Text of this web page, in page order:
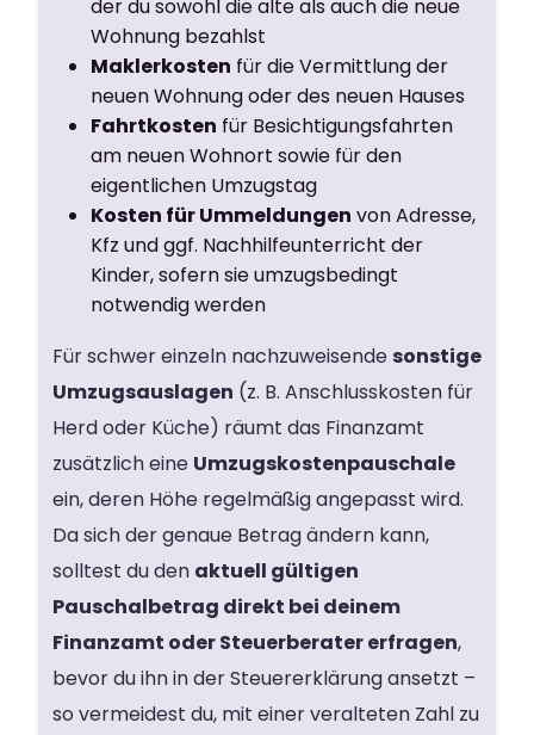
der du sowohl die alte als auch die neue
Wohnung bezahlst
Maklerkosten für die Vermittlung der
neuen Wohnung oder des neuen Hauses
Fahrtkosten für Besichtigungsfahrten
am neuen Wohnort sowie für den
eigentlichen Umzugstag
Kosten für Ummeldungen von Adresse,
Kfz und ggf. Nachhilfeunterricht der
Kinder, sofern sie umzugsbedingt
notwendig werden
Für schwer einzeln nachzuweisende sonstige
Umzugsauslagen (z. B. Anschlusskosten für
Herd oder Küche) räumt das Finanzamt
zusätzlich eine Umzugskostenpauschale
ein, deren Höhe regelmäßig angepasst wird.
Da sich der genaue Betrag ändern kann,
solltest du den aktuell gültigen
Pauschalbetrag direkt bei deinem
Finanzamt oder Steuerberater erfragen,
bevor du ihn in der Steuererklärung ansetzt –
so vermeidest du, mit einer veralteten Zahl zu